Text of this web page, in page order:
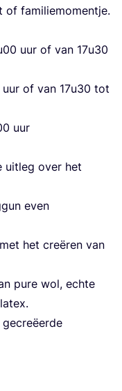
of familiemomentje.
00 uur of van 17u30
uur of van 17u30 tot
uur
uit­leg over het
even
het cre­ë­ren van
pure wol, ech­te